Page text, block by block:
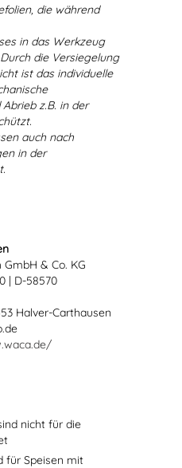
die während
in das Werkzeug
die Versiegelung
ist das individuelle
z.B. in der
auch nach
in der
& Co. KG
| D-58570
Halver-Carthausen
nicht für die
für Speisen mit